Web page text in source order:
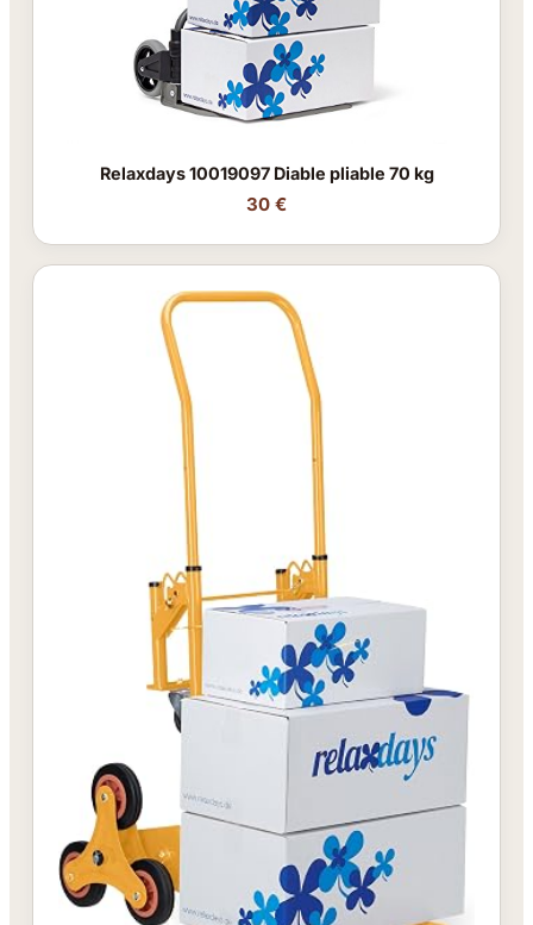
Relaxdays 10019097 Diable pliable 70 kg
30 €